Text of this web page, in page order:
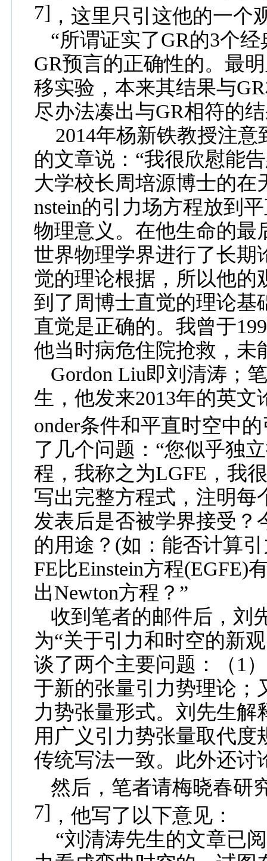
7] ，这里只引这他的一个
“所谓证实了GR的3个经
GR预言的正确性的。最
移实验，本来其结果与GR
尽办法凑出与GR相符的
2014年杨新铁教授注意
的文章说：“我很欣慰能
大学校长周培源博士的在
nstein的引力场方程放到
物理意义。在他生命的最
世界物理学界进行了长期
觉的理论根据，所以他的
到了周博士直觉的理论基
直觉是正确的。我曾于
他当时病危住院抢救，未
Gordon Liu即刘清涛；
生，他发来2013年的英文
onder条件和平直时空中
了几个问题：“您似乎独
程，我称之为LGFE ，我
写出完整方程式，注明每
发表后是否被学界接受？
的用途？ (如：能否计算
FE比Einstein方程(EGFE)
出Newton方程？”
收到 笔者的邮件后， 刘
为“关于引力和时空的新
谈了两个主要问题：（ 1
于新的张量引力势理论 ；
力势张量形式。 刘先生解
用广义 引力势张量取代度
传统写法一致。此外还讨
然后， 笔者请梅晓春研
7] ，他写了以下意见 ：
“刘清涛先生的文章已